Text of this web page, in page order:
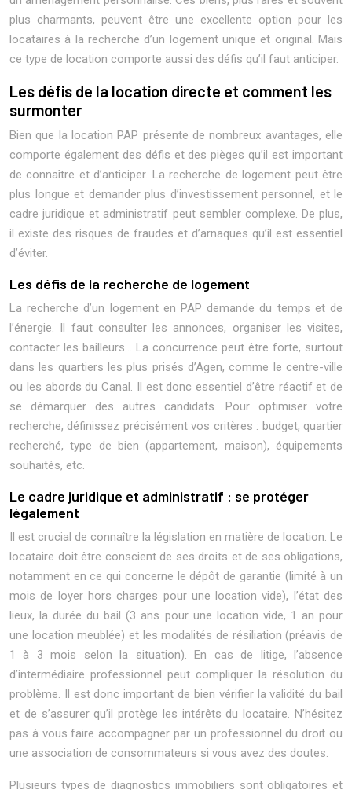
plus charmants, peuvent être une excellente option pour les
locataires à la recherche d’un logement unique et original. Mais
ce type de location comporte aussi des défis qu’il faut anticiper.
Les défis de la location directe et comment les
surmonter
Bien que la location PAP présente de nombreux avantages, elle
comporte également des défis et des pièges qu’il est important
de connaître et d’anticiper. La recherche de logement peut être
plus longue et demander plus d’investissement personnel, et le
cadre juridique et administratif peut sembler complexe. De plus,
il existe des risques de fraudes et d’arnaques qu’il est essentiel
d’éviter.
Les défis de la recherche de logement
La recherche d’un logement en PAP demande du temps et de
l’énergie. Il faut consulter les annonces, organiser les visites,
contacter les bailleurs… La concurrence peut être forte, surtout
dans les quartiers les plus prisés d’Agen, comme le centre-ville
ou les abords du Canal. Il est donc essentiel d’être réactif et de
se démarquer des autres candidats. Pour optimiser votre
recherche, définissez précisément vos critères : budget, quartier
recherché, type de bien (appartement, maison), équipements
souhaités, etc.
Le cadre juridique et administratif : se protéger
légalement
Il est crucial de connaître la législation en matière de location. Le
locataire doit être conscient de ses droits et de ses obligations,
notamment en ce qui concerne le dépôt de garantie (limité à un
mois de loyer hors charges pour une location vide), l’état des
lieux, la durée du bail (3 ans pour une location vide, 1 an pour
une location meublée) et les modalités de résiliation (préavis de
1 à 3 mois selon la situation). En cas de litige, l’absence
d’intermédiaire professionnel peut compliquer la résolution du
problème. Il est donc important de bien vérifier la validité du bail
et de s’assurer qu’il protège les intérêts du locataire. N’hésitez
pas à vous faire accompagner par un professionnel du droit ou
une association de consommateurs si vous avez des doutes.
Plusieurs types de diagnostics immobiliers sont obligatoires et